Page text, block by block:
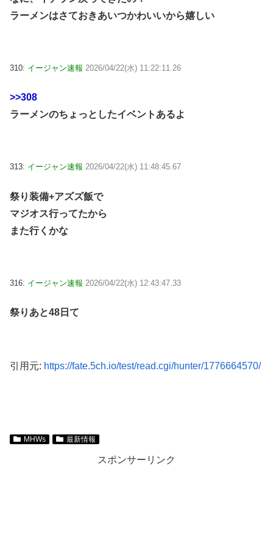
ラーメンはさておきあいつかわいいから嬉しい
310: イージャン速報 2026/04/22(水) 11:22:11.26
>>308
ラーメンのちょっとしたイベントあるよ
313: イージャン速報 2026/04/22(水) 11:48:45.67
祭り装備+アズズ飯で
マジオス行ってたから
また行くかな
316: イージャン速報 2026/04/22(水) 12:43:47.33
祭りあと48日て
引用元: https://fate.5ch.io/test/read.cgi/hunter/1776664570/
MHWs 最新情報
スポンサーリンク